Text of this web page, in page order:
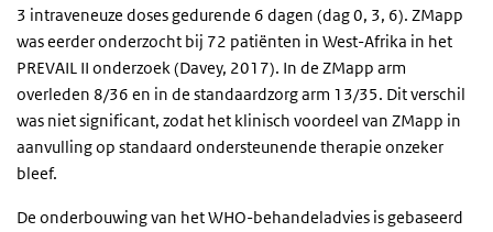
3 intraveneuze doses gedurende 6 dagen (dag 0, 3, 6). ZMapp
was eerder onderzocht bij 72 patiënten in West-Afrika in het
PREVAIL II onderzoek (Davey, 2017). In de ZMapp arm
overleden 8/36 en in de standaardzorg arm 13/35. Dit verschil
was niet significant, zodat het klinisch voordeel van ZMapp in
aanvulling op standaard ondersteunende therapie onzeker
bleef.
De onderbouwing van het WHO-behandeladvies is gebaseerd